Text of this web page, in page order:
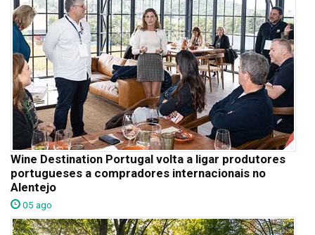
Wine Destination Portugal volta a ligar produtores
portugueses a compradores internacionais no
Alentejo
05 ago